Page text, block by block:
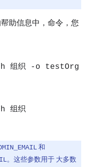
助信息中，命令，您
组织 -o testOrg
组织
和
。这些参数用于 大多数